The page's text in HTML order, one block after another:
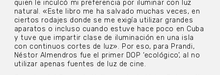
quien le inculcó mi preferencia por iluminar con luz
natural. «Este libro me ha salvado muchas veces, en
ciertos rodajes donde se me exigía utilizar grandes
aparatos o incluso cuando estuve hace poco en Cuba
y tuve que impartir clase de iluminación en una isla
con continuos cortes de luz». Por eso, para Prandi,
Néstor Almendros fue el primer DOP ‘ecológico’, al no
utilizar apenas fuentes de luz de cine.